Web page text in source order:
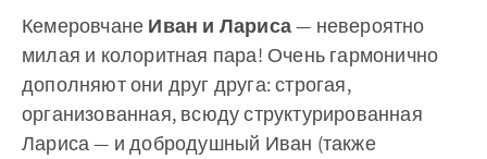
Кемеровчане Иван и Лариса— невероятно
милая и колоритная пара! Очень гармонично
дополняют они друг друга: строгая,
организованная, всюду структурированная
Лариса — и добродушный Иван (также